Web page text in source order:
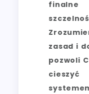
zasad i
pozwoli